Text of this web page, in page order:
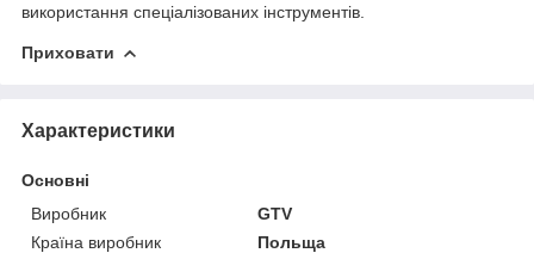
використання спеціалізованих інструментів.
Приховати
Характеристики
Основні
Виробник
GTV
Країна виробник
Польща